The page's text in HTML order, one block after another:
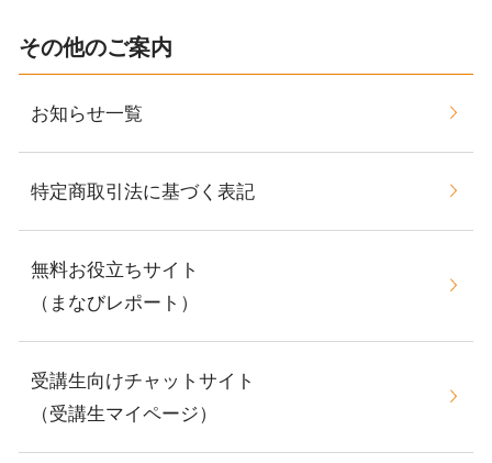
その他のご案内
お知らせ一覧
特定商取引法に基づく表記
無料お役立ちサイト
（まなびレポート）
受講生向けチャットサイト
（受講生マイページ）